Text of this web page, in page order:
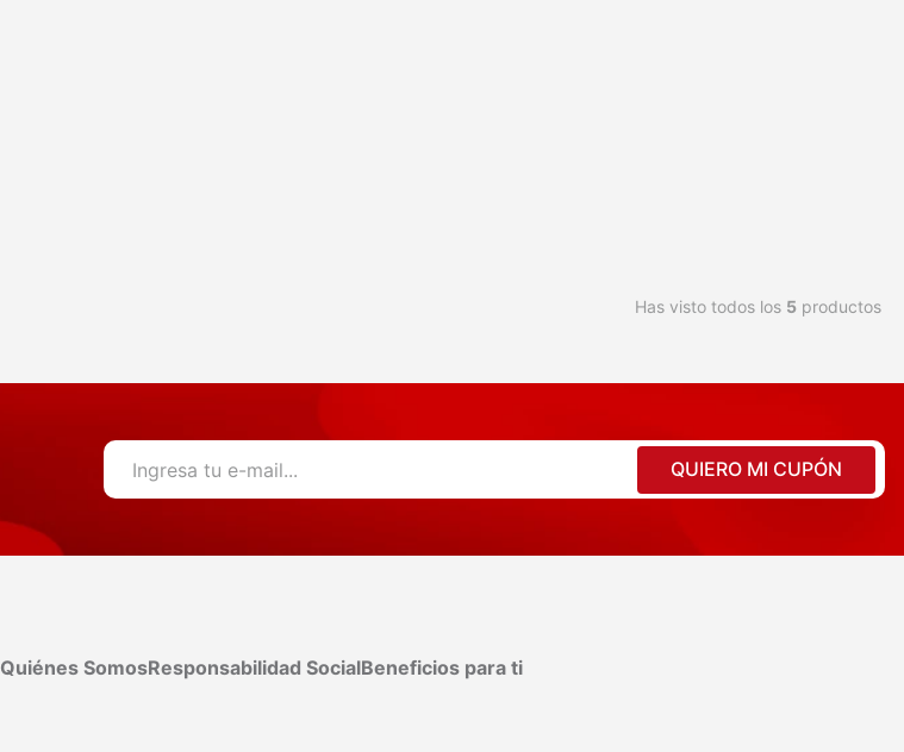
Has visto todos los 5productos
QUIERO MI CUPÓN
Quiénes SomosResponsabilidad SocialBeneficios para ti